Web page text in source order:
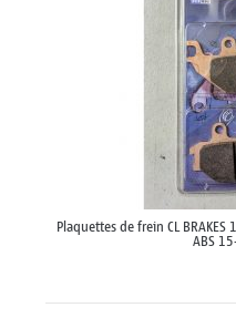
Plaquettes de frein CL
ABS